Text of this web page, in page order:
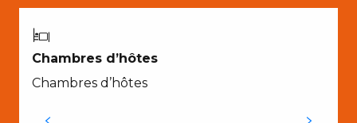
Chambres d’hôtes
Chambres d’hôtes